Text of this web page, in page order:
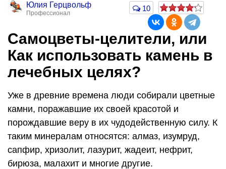
Юлия Герцвольф
Профессионал
10
Самоцветы-целители, или
Как использовать камень в
лечебных целях?
Уже в древние времена люди собирали цветные
камни, поражавшие их своей красотой и
порождавшие веру в их чудодейственную силу. К
таким минералам относятся: алмаз, изумруд,
сапфир, хризолит, лазурит, жадеит, нефрит,
бирюза, малахит и многие другие.